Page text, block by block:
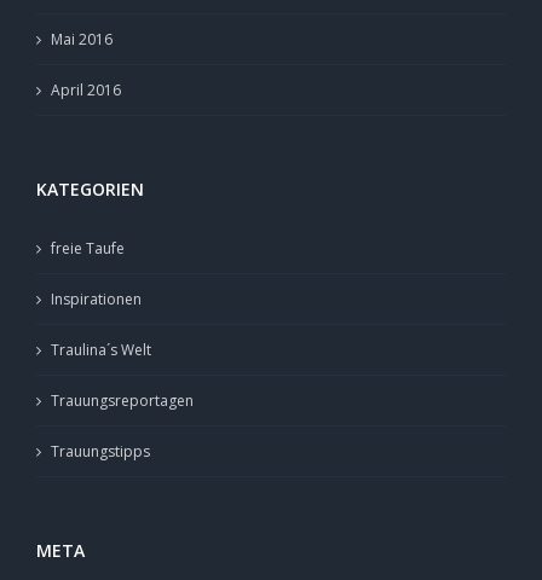
Mai 2016
April 2016
KATEGORIEN
freie Taufe
Inspirationen
Traulina´s Welt
Trauungsreportagen
Trauungstipps
META